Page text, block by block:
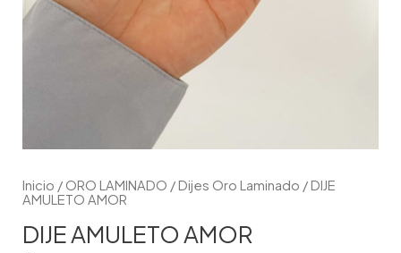
Inicio / ORO LAMINADO /Dijes Oro Laminado / DIJE
AMULETO AMOR
DIJE AMULETO AMOR